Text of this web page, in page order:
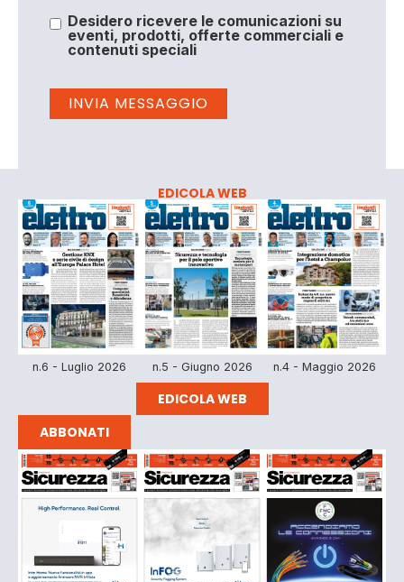
Desidero ricevere le comunicazioni su
eventi, prodotti, offerte commerciali e
contenuti speciali
EDICOLA WEB
n.6 - Luglio 2026 n.5 - Giugno 2026 n.4 - Maggio 2026
EDICOLA WEB
ABBONATI